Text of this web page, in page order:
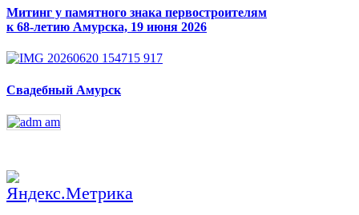
Митинг у памятного знака первостроителям
к 68-летию Амурска, 19 июня 2026
Свадебный Амурск